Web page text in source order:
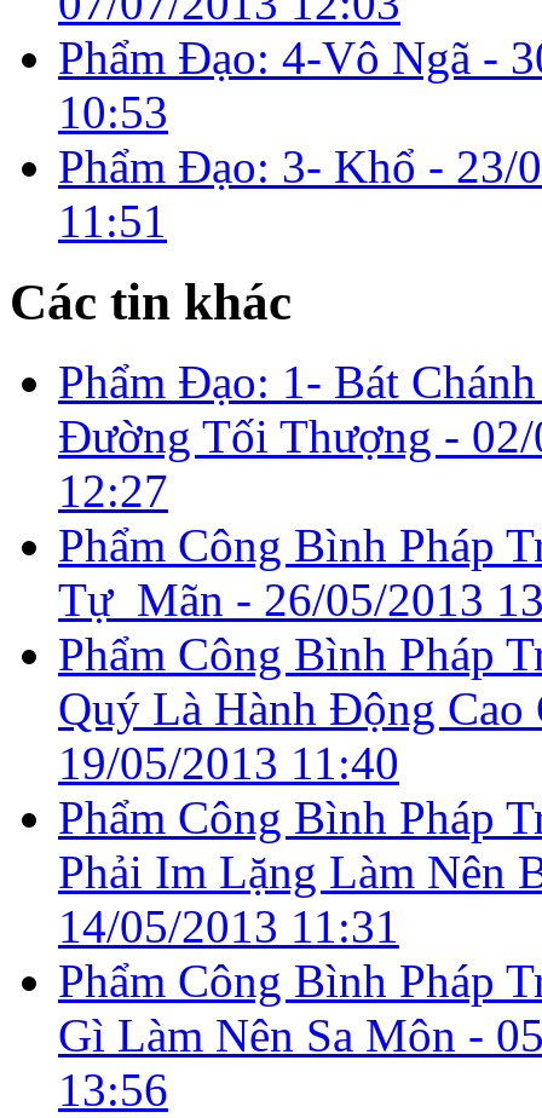
Phẩm Ðạo: 4-Vô Ngã -
10:53
Phẩm Ðạo: 3- Khổ - 23/
11:51
Các tin khác
Phẩm Ðạo: 1- Bát
Ðường Tối Thượng -
12:27
Phẩm Công Bình Pháp
Tự Mãn - 26/05/2013
Phẩm Công Bình Pháp
Quý Là Hành Ðộng Cao
19/05/2013 11:40
Phẩm Công Bình Pháp
Phải Im Lặng Làm Nên
14/05/2013 11:31
Phẩm Công Bình Pháp
Gì Làm Nên Sa Môn -
13:56